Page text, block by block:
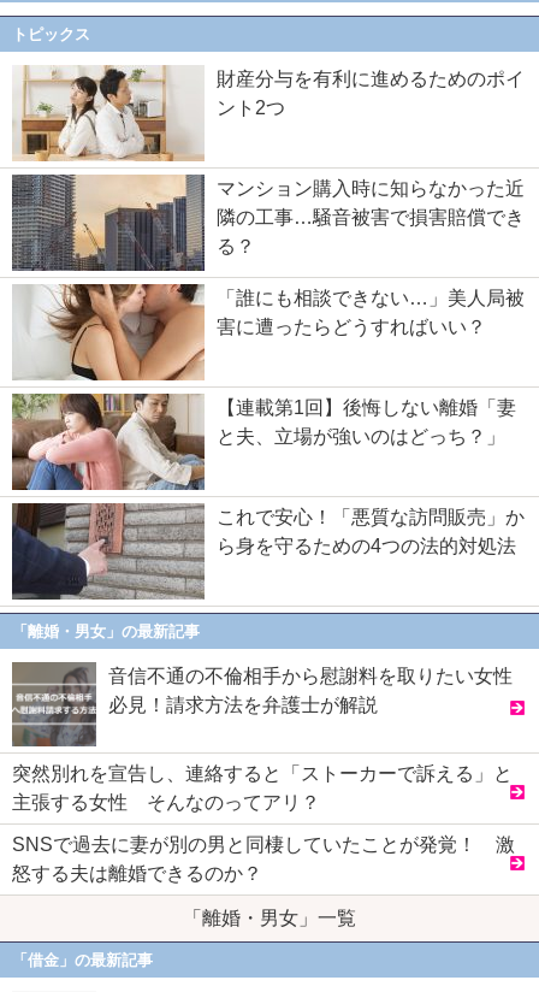
トピックス
財産分与を有利に進めるためのポイ
ント2つ
マンション購入時に知らなかった近
隣の工事…騒音被害で損害賠償でき
る？
「誰にも相談できない…」美人局被
害に遭ったらどうすればいい？
【連載第1回】後悔しない離婚「妻
と夫、立場が強いのはどっち？」
これで安心！「悪質な訪問販売」か
ら身を守るための4つの法的対処法
「離婚・男女」の最新記事
音信不通の不倫相手から慰謝料を取りたい女性
必見！請求方法を弁護士が解説
突然別れを宣告し、連絡すると「ストーカーで訴える」と
主張する女性 そんなのってアリ？
SNSで過去に妻が別の男と同棲していたことが発覚！ 激
怒する夫は離婚できるのか？
「離婚・男女」一覧
「借金」の最新記事